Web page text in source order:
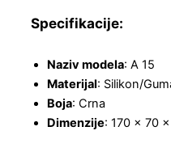
Specifikacije:
Naziv modela: A 15
Materijal: Silikon/
Boja: Crna
Dimenzije: 170 x 70